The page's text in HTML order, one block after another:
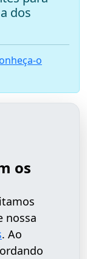
dos
o
os
nossa
. Ao